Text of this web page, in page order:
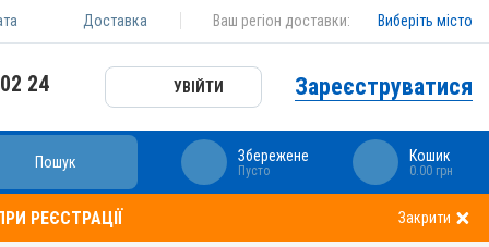
Доставка Ваш регіон доставки: Виберіть місто
24 УВІЙТИ Зареєструватися
Пошук Збережене
Пусто
Кошик
0.00 грн
РЕЄСТРАЦІЇ Закрити